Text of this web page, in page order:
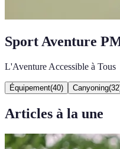
Sport Aventure
L'Aventure Accessible à Tous
Équipement(40) Canyoning(32
Articles à la une